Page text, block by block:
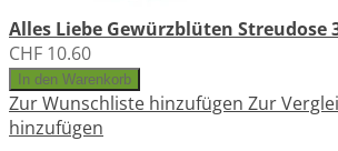
Alles Liebe Gewürzblüten Streudose
CHF 10.60
In den Warenkorb
Zur Wunschliste hinzufügen Zur
hinzufügen